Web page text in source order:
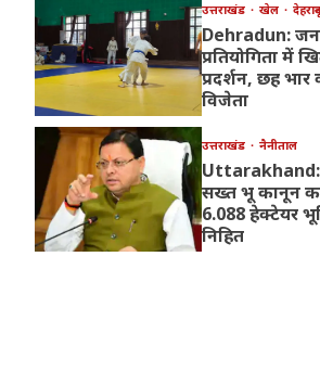
उत्तराखंड खेल
Dehradun:
प्रतियोगिता में
प्रदर्शन, छह
विजेता
उत्तराखंड नैनीताल
Uttarakhand:
सख्त भू कानून
6.088 हेक्टेयर
निहित